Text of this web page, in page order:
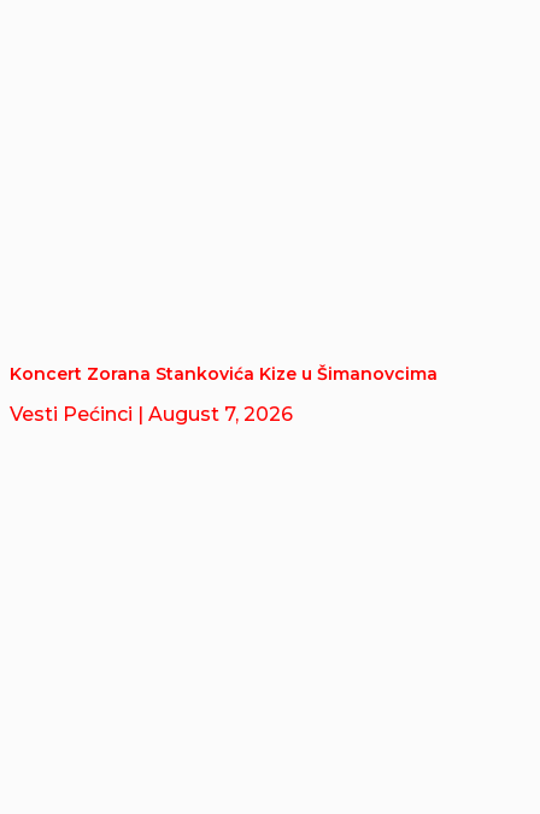
Koncert Zorana Stankovića Kize u Šimanovcima
Vesti Pećinci | August 7, 2026